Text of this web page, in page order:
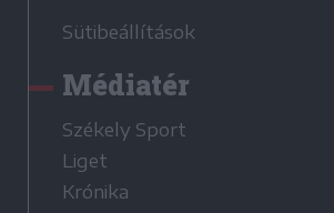
Sütibeállítások
Médiatér
Székely Sport
Liget
Krónika